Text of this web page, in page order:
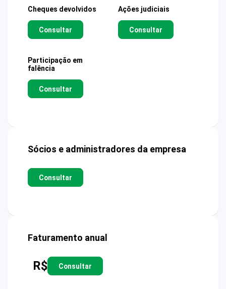
Cheques devolvidos
Consultar
Ações judiciais
Consultar
Participação em
falência
Consultar
Sócios e administradores da empresa
Consultar
Faturamento anual
R$ Consultar